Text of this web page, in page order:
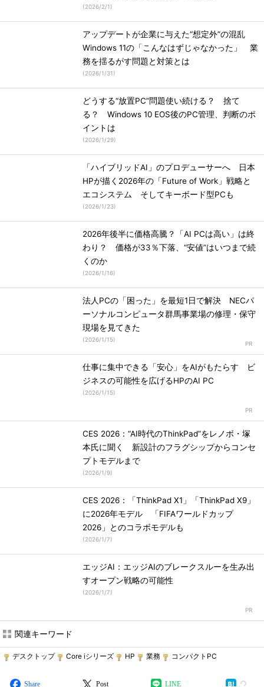
(2026/2/1)
アップデートが企業に与えた“想定外”の混乱
Windows 11の「こんなはずじゃなかった」 業
務を揺るがす問題と対策とは
(2026/1/31)
どうする“放置PC”問題使い続ける？ 捨て
る？ Windows 10 EOS後のPC管理、判断のポ
イントは
(2026/1/29)
「ハイブリッドAI」のプロデューサーへ 日本
HPが描く2026年の「Future of Work」戦略と
エコシステム そしてキーボード型PCも
(2026/1/23)
2026年後半に価格高騰？「AI PCは高い」は終
わり？ 価格が33％下落、“安値”はいつまで続
くのか
(2026/1/16)
法人PCの「困った」を最短1日で解決 NECパ
ーソナルコンピュータ群馬事業場の修理・保守
現場を見てきた
(2026/1/15)
仕事に集中できる「安心」をAIがもたらす ビ
ジネスの可能性を広げるHPのAI PC
(2026/1/15)
CES 2026：“AI時代のThinkPad”をレノボ・塚
本氏に聞く 新設計のフラグシップからコンセ
プトモデルまで
(2026/1/9)
CES 2026：「ThinkPad X1」「ThinkPad X9」
に2026年モデル 「FIFAワールドカップ
2026」とのコラボモデルも
(2026/1/7)
エッジAI：エッジAIのブレークスルーを生み出
すオープン戦略の可能性
(2026/1/7)
関連キーワード
デスクトップ Core iシリーズ HP 業務 コンパクトPC
Share Post LINE